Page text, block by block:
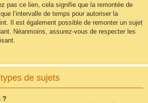
pas ce lien, cela signifie que la remontée de
l’intervalle de temps pour autoriser la
Il est également possible de remonter un sujet
Néanmoins, assurez-vous de respecter les
de sujets
?